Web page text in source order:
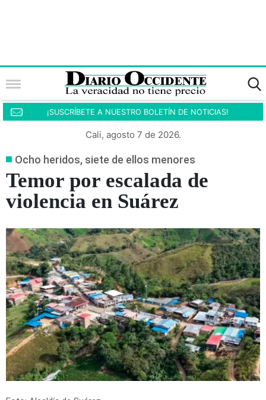
¡SUSCRÍBETE A NUESTRO BOLETÍN DE NOTICIAS!
Cali, agosto 7 de 2026.
Ocho heridos, siete de ellos menores
Temor por escalada de
violencia en Suárez